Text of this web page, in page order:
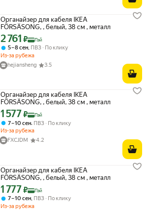
Органайзер для кабеля IKEA
FÖRSÄSONG, , белый, 38 см , металл
Цена с картой Яндекс Пэй 2761 ₽ вместо
2 761 ₽ Пэй
5 – 8 сен ПВЗ
По клику
Из-за рубежа
hejiansheng
3.5
Органайзер для кабеля IKEA
FÖRSÄSONG, , белый, 38 см , металл
Цена с картой Яндекс Пэй 1577 ₽ вместо
1 577₽ Пэй
7 – 10 сен, ПВЗ
По клику
Из-за рубежа
FXCJDM
4.2
Органайзер для кабеля IKEA
FÖRSÄSONG, , белый, 38 см , металл
Цена с картой Яндекс Пэй 1777 ₽ вместо
1 777₽ Пэй
7 – 10 сен, ПВЗ
По клику
Из-за рубежа